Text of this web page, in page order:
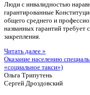
Люди с инвалидностью
гарантированные
общего среднего и
названных гарантий требует
закрепления.
Читать далее »
Оказание населению
«социальное такси»)
Ольга Трипутень
Сергей Дроздовский